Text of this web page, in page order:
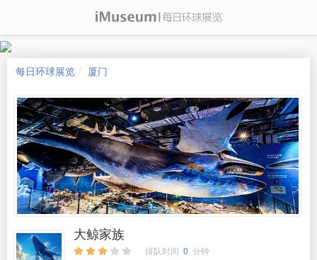
每日环球展览 厦门
大鲸家族
排队时间 0 分钟